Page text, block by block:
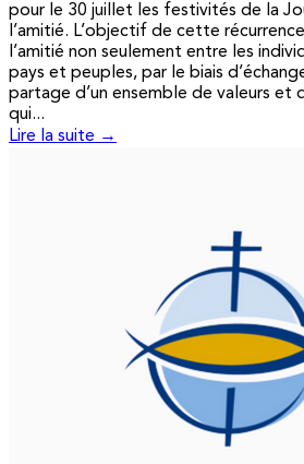
pour le 30 juillet les festivités de la
l’amitié. L’objectif de cette
l’amitié non seulement entre les
pays et peuples, par le biais
partage d’un ensemble de valeurs et
qui...
Lire la suite →